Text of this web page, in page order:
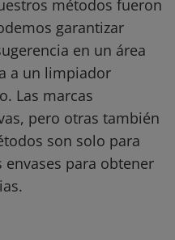
métodos fueron
garantizar
en un área
a un limpiador
Las marcas
pero otras también
son solo para
envases para obtener